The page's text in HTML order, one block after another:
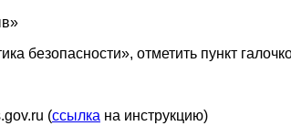
безопасности», отметить пункт
(ссылка на инструкцию)